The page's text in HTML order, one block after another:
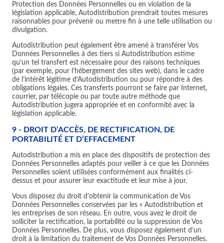
Protection des Données Personnelles ou en violation de la
législation applicable, Autodistribution prendrait toutes mesures
raisonnables pour prévenir ou mettre fin à une telle utilisation ou
divulgation.
Autodistribution peut également être amené à transférer Vos
Données Personnelles à des tiers si Autodistribution estime
qu’un tel transfert est nécessaire pour des raisons techniques
(par exemple, pour l’hébergement des sites web), dans le cadre
de l’intérêt légitime d’Autodistribution ou pour répondre à des
obligations légales. Ces transferts pourront se faire par Internet,
courrier, par télécopie ou par toute autre méthode que
Autodistribution jugera appropriée et en conformité avec la
législation applicable.
9 - DROIT D’ACCÈS, DE RECTIFICATION, DE
PORTABILITÉ ET D’EFFACEMENT
Autodistribution a mis en place des dispositifs de protection des
Données Personnelles adaptés pour veiller à ce que les Données
Personnelles soient utilisées conformément aux finalités ci-
dessus et pour assurer leur exactitude et leur mise à jour.
Vous disposez du droit d’obtenir la communication de Vos
Données Personnelles conservées par les « Autodistribution et
les entreprises de son réseau. En outre, vous avez le droit de
solliciter la rectification, la portabilité ou la suppression de Vos
Données Personnelles. De plus, vous disposez également d’un
droit à la limitation du traitement de Vos Données Personnelles.